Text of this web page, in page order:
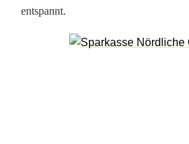
s
entspannt.